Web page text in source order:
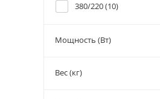
380/220 (10)
Мощность (Вт)
Вес (кг)